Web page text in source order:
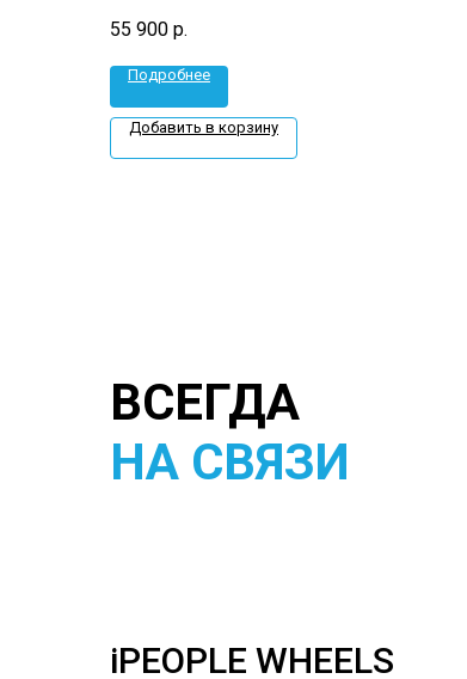
55 900 р.
Подробнее
Добавить в корзину
ВСЕГДА
НА СВЯЗИ
iPEOPLE WHEELS